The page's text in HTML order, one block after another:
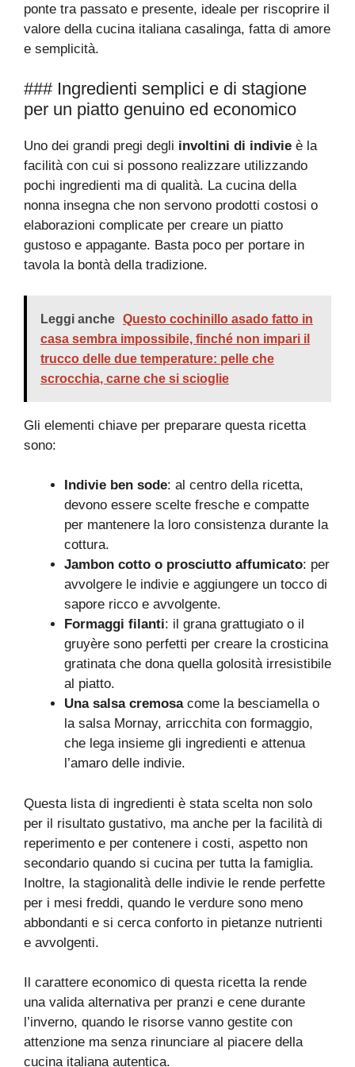
ponte tra passato e presente, ideale per riscoprire il
valore della cucina italiana casalinga, fatta di amore
e semplicità.
### Ingredienti semplici e di stagione
per un piatto genuino ed economico
Uno dei grandi pregi degli involtini di indivie è la
facilità con cui si possono realizzare utilizzando
pochi ingredienti ma di qualità. La cucina della
nonna insegna che non servono prodotti costosi o
elaborazioni complicate per creare un piatto
gustoso e appagante. Basta poco per portare in
tavola la bontà della tradizione.
Leggi anche Questo cochinillo asado fatto in
casa sembra impossibile, finché non impari il
trucco delle due temperature: pelle che
scrocchia, carne che si scioglie
Gli elementi chiave per preparare questa ricetta
sono:
Indivie ben sode: al centro della ricetta,
devono essere scelte fresche e compatte
per mantenere la loro consistenza durante la
cottura.
Jambon cotto o prosciutto affumicato: per
avvolgere le indivie e aggiungere un tocco di
sapore ricco e avvolgente.
Formaggi filanti: il grana grattugiato o il
gruyère sono perfetti per creare la crosticina
gratinata che dona quella golosità irresistibile
al piatto.
Una salsa cremosacome la besciamella o
la salsa Mornay, arricchita con formaggio,
che lega insieme gli ingredienti e attenua
l’amaro delle indivie.
Questa lista di ingredienti è stata scelta non solo
per il risultato gustativo, ma anche per la facilità di
reperimento e per contenere i costi, aspetto non
secondario quando si cucina per tutta la famiglia.
Inoltre, la stagionalità delle indivie le rende perfette
per i mesi freddi, quando le verdure sono meno
abbondanti e si cerca conforto in pietanze nutrienti
e avvolgenti.
Il carattere economico di questa ricetta la rende
una valida alternativa per pranzi e cene durante
l’inverno, quando le risorse vanno gestite con
attenzione ma senza rinunciare al piacere della
cucina italiana autentica.